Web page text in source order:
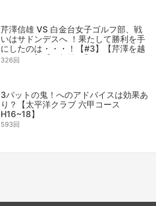
芹澤信雄 VS 白金台女子ゴルフ部、戦
いはサドンデスへ ！果たして勝利を手
にしたのは・・・！【#3】【芹澤を越
えてゆけ】【阿部桃子】
326回
3パットの鬼！へのアドバイスは効果あ
り？【太平洋クラブ 六甲コース
H16~18】
593回